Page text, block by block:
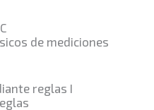
de mediciones
reglas I